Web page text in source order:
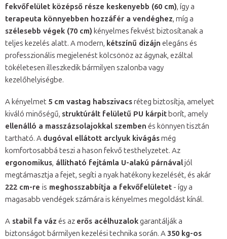
fekvőfelület középső része keskenyebb (60 cm), így a
terapeuta könnyebben hozzáfér a vendéghez, míg a
szélesebb végek (70 cm) kényelmes fekvést biztosítanak a
teljes kezelés alatt. A modern, kétszínű dizájn elegáns és
professzionális megjelenést kölcsönöz az ágynak, ezáltal
tökéletesen illeszkedik bármilyen szalonba vagy
kezelőhelyiségbe.
A kényelmet 5 cm vastag habszivacsréteg biztosítja, amelyet
kiváló minőségű, struktúrált felületű PU kárpit borít, amely
ellenálló a masszázsolajokkal szemben és könnyen tisztán
tartható. A dugóval ellátott arclyuk kivágásmég
komfortosabbá teszi a hason fekvő testhelyzetet. Az
ergonomikus, állítható fejtámla U-alakú párnávaljól
megtámasztja a fejet, segíti a nyak hatékony kezelését, és akár
222 cm-re is meghosszabbítja a fekvőfelületet - így a
magasabb vendégek számára is kényelmes megoldást kínál.
A stabil fa váz és az erős acélhuzalokgarantálják a
biztonságot bármilyen kezelési technika során. A350 kg-os